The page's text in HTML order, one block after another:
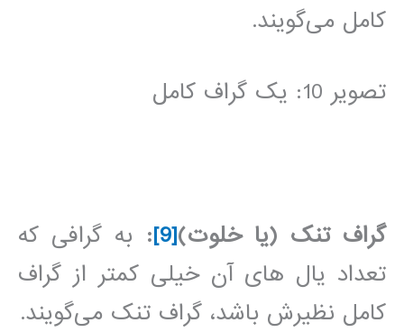
کامل می‌گویند.
تصویر 10: یک گراف کامل
گراف تنک (یا خلوت)[9]
: به گرافی که
تعداد یال های آن خیلی کمتر از گراف
کامل نظیرش باشد، گراف تنک می‌گویند.